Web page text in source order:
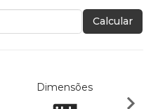
Calcular
Dimensões